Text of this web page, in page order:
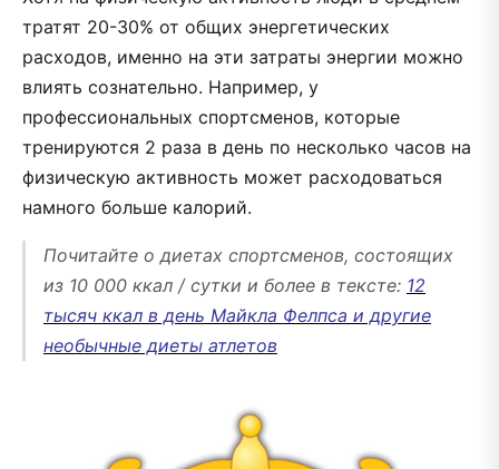
тратят 20-30% от общих энергетических
расходов, именно на эти затраты энергии можно
влиять сознательно. Например, у
профессиональных спортсменов, которые
тренируются 2 раза в день по несколько часов на
физическую активность может расходоваться
намного больше калорий.
Почитайте о диетах спортсменов, состоящих
из 10 000 ккал / сутки и более в тексте: 12
тысяч ккал в день Майкла Фелпса и другие
необычные диеты атлетов